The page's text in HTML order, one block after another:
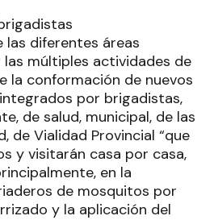
las diferentes áreas
múltiples actividades de
la conformación de nuevos
por brigadistas,
de salud, municipal, de las
de Vialidad Provincial “que
y visitarán casa por casa,
en la
de mosquitos por
y la aplicación del